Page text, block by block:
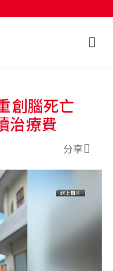
創腦死亡
治療費
分享